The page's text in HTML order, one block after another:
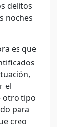
delitos
noches
es que
el
otro tipo
para
creo